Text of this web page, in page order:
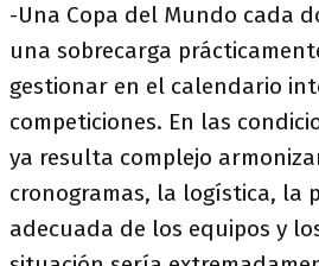
-Una Copa del Mundo cada
una sobrecarga
gestionar en el calendario
competiciones. En las
ya resulta complejo
cronogramas, la logística, la
adecuada de los equipos y